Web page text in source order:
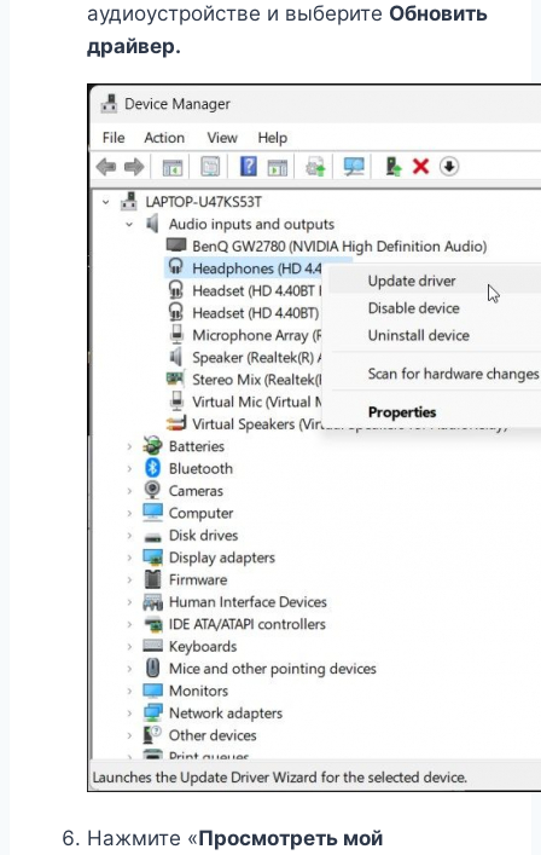
аудиоустройстве и выберите Обновить
драйвер.
Нажмите «Просмотреть мой